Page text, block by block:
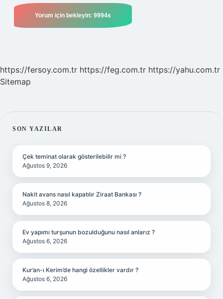
https://fersoy.com.tr https://feg.com.tr https://yahu.com.tr
Sitemap
SIDEBAR
SON YAZILAR
Çek teminat olarak gösterilebilir mi ?
Ağustos 9, 2026
Nakit avans nasıl kapatılır Ziraat Bankası ?
Ağustos 8, 2026
Ev yapımı turşunun bozulduğunu nasıl anlarız ?
Ağustos 6, 2026
Kur’an-ı Kerim’de hangi özellikler vardır ?
Ağustos 6, 2026